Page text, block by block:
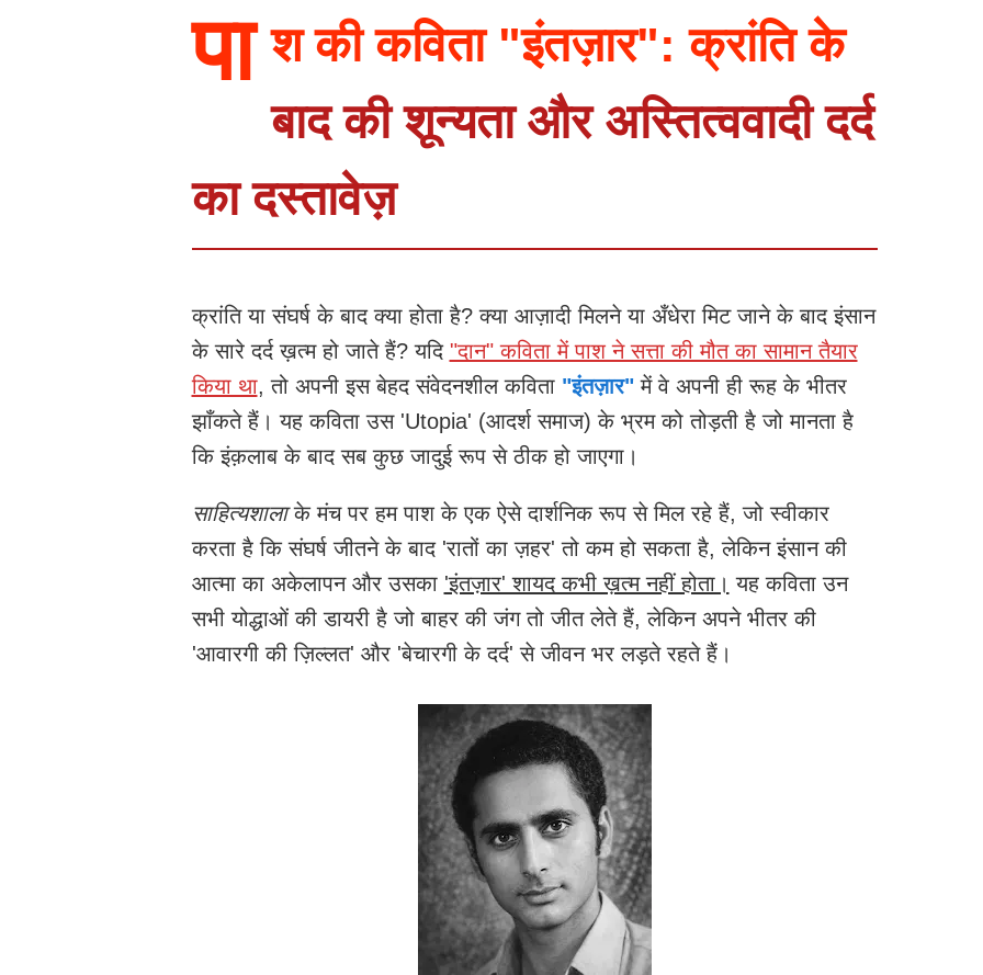
पा श की कविता "इंतज़ार": क्रांति के
बाद की शून्यता और अस्तित्ववादी दर्द
का दस्तावेज़
क्रांति या संघर्ष के बाद क्या होता है? क्या आज़ादी मिलने या अँधेरा मिट जाने के बाद इंसान
के सारे दर्द ख़त्म हो जाते हैं? यदि "दान" कविता में पाश ने सत्ता की मौत का सामान तैयार
किया था, तो अपनी इस बेहद संवेदनशील कविता "इंतज़ार"में वे अपनी ही रूह के भीतर
झाँकते हैं। यह कविता उस 'Utopia' (आदर्श समाज) के भ्रम को तोड़ती है जो मानता है
कि इंक़लाब के बाद सब कुछ जादुई रूप से ठीक हो जाएगा।
साहित्यशालाके मंच पर हम पाश के एक ऐसे दार्शनिक रूप से मिल रहे हैं, जो स्वीकार
करता है कि संघर्ष जीतने के बाद 'रातों का ज़हर' तो कम हो सकता है, लेकिन इंसान की
आत्मा का अकेलापन और उसका 'इंतज़ार' शायद कभी ख़त्म नहीं होता। यह कविता उन
सभी योद्धाओं की डायरी है जो बाहर की जंग तो जीत लेते हैं, लेकिन अपने भीतर की
'आवारगी की ज़िल्लत' और 'बेचारगी के दर्द' से जीवन भर लड़ते रहते हैं।